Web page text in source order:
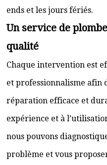
ends et les jours fériés.
Un service de
qualité
Chaque intervention est
et professionnalisme afin
réparation efficace et
expérience et à
nous pouvons
problème et vous